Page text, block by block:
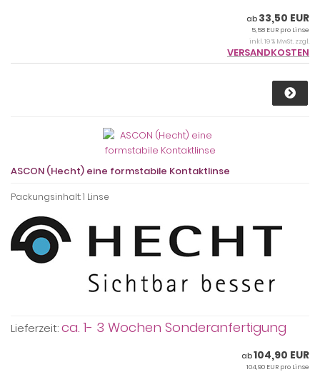
ab 33,50 EUR
5,58 EUR pro Linse
inkl. 19 % MwSt. zzgl.
VERSANDKOSTEN
ASCON (Hecht) eine formstabile Kontaktlinse
Packungsinhalt: 1 Linse
Lieferzeit:ca. 1- 3 Wochen Sonderanfertigung
ab104,90 EUR
104,90 EUR pro Linse